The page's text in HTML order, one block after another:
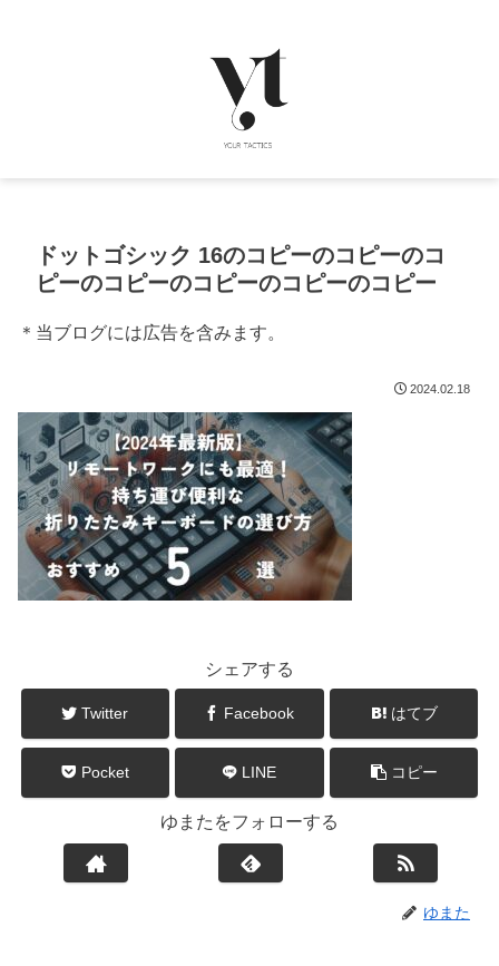
ドットゴシック 16のコピーのコピーのコ
ピーのコピーのコピーのコピーのコピー
＊当ブログには広告を含みます。
2024.02.18
シェアする
Twitter Facebook はてブ
Pocket LINE コピー
ゆまたをフォローする
ゆまた